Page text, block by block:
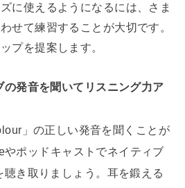
に使えるようになるには、さま
せて練習することが大切です。
プを提案します。
の発音を聞いてリスニング力ア
」の正しい発音を聞くことが
やポッドキャストでネイティブ
聴き取りましょう。耳を鍛える